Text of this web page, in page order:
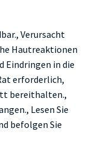
Verursacht
Hautreaktionen
Eindringen in die
erforderlich,
bereithalten.,
Lesen Sie
befolgen Sie